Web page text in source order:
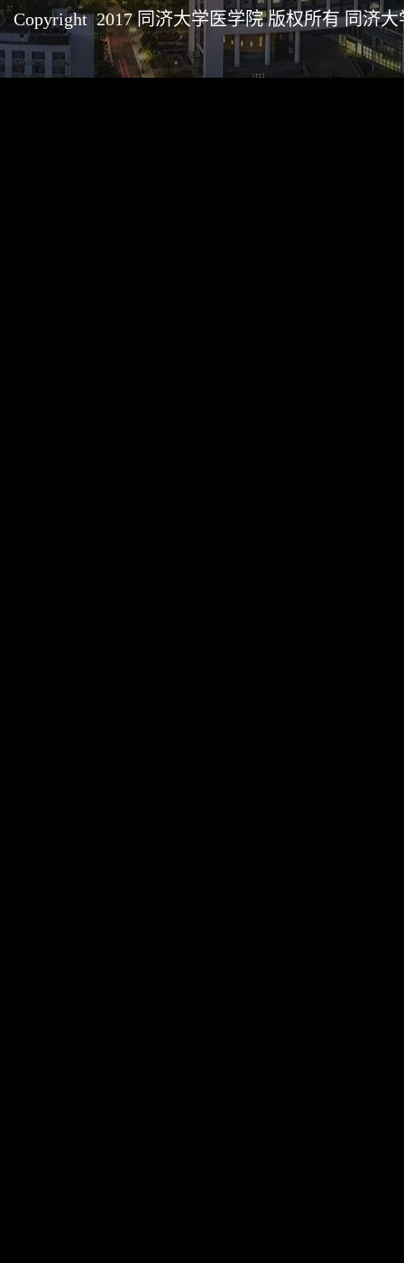
Copyright 2017 同济大学医学院 版权所有 同济